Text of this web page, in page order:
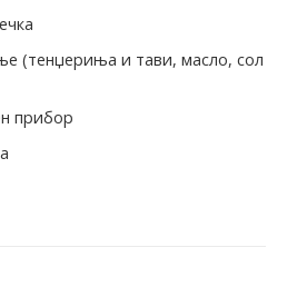
(тенџериња и тави, масло, сол
прибор